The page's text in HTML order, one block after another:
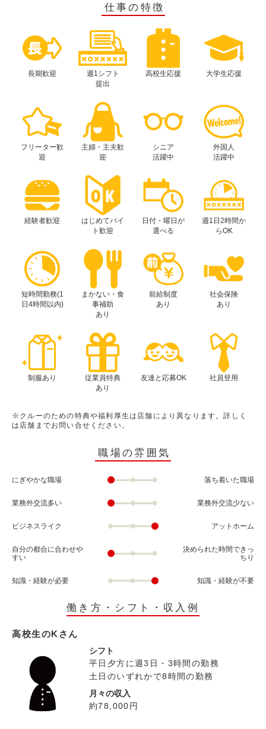
仕事の特徴
長期歓迎
週1シフト
提出
高校生応援 大学生応援
フリーター歓
迎
主婦・主夫歓
迎
シニア
活躍中
外国人
活躍中
経験者歓迎
はじめてバイ
ト歓迎
日付・曜日が
選べる
週1日2時間か
らOK
短時間勤務(1
日4時間以内)
まかない・食
事補助
あり
前給制度
あり
社会保険
あり
制服あり
従業員特典
あり
友達と応募OK 社員登用
※クルーのための特典や福利厚生は店舗により異なります。詳しく
は店舗までお問い合せください。
職場の雰囲気
にぎやかな職場 落ち着いた職場
業務外交流多い 業務外交流少ない
ビジネスライク アットホーム
自分の都合に合わせや
すい
決められた時間できっ
ちり
知識・経験が必要 知識・経験が不要
働き方・シフト・収入例
高校生のKさん
シフト
平日夕方に週3日・3時間の勤務
土日のいずれかで8時間の勤務
月々の収入
約78,000円